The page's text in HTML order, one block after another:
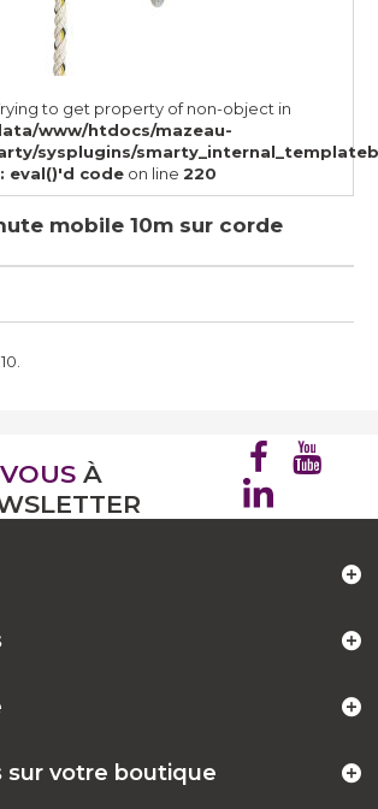
to get property of non-object in
www/htdocs/mazeau-
sysplugins/
: eval()'d code on line 220
mobile 10m sur corde
À
sur votre boutique